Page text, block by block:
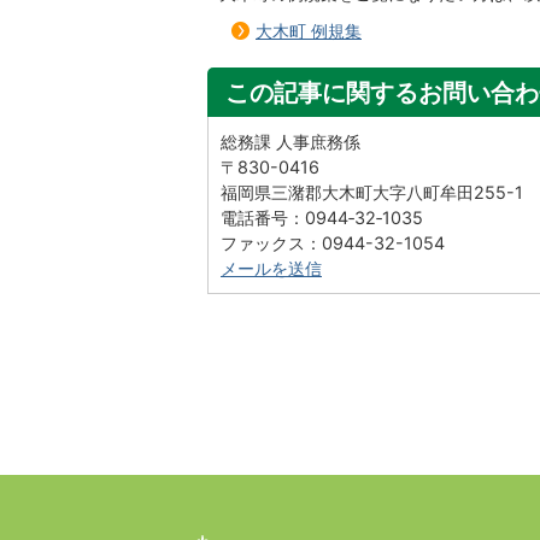
大木町 例規集
この記事に関するお問い合
総務課 人事庶務係
〒830-0416
福岡県三潴郡大木町大字八町牟田255-1
電話番号：0944‐32‐1035
ファックス：0944-32-1054
メールを送信